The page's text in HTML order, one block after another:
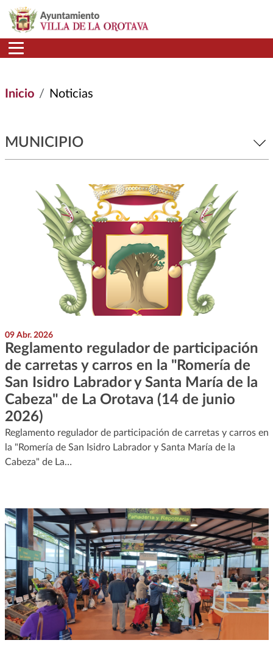
Pasar al contenido principal
Inicio Noticias
MUNICIPIO
09 Abr. 2026
Reglamento regulador de participación
de carretas y carros en la "Romería de
San Isidro Labrador y Santa María de la
Cabeza" de La Orotava (14 de junio
2026)
Reglamento regulador de participación de carretas y carros en
la "Romería de San Isidro Labrador y Santa María de la
Cabeza" de La…